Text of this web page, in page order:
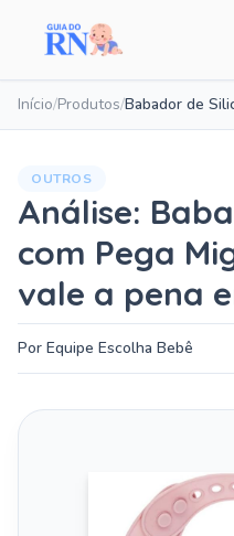
Início/Produtos/
OUTROS
Análise:
com Pega
vale a pena
Por Equipe Escolha Bebê